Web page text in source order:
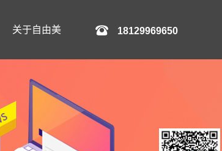
关于自由美 18129969650